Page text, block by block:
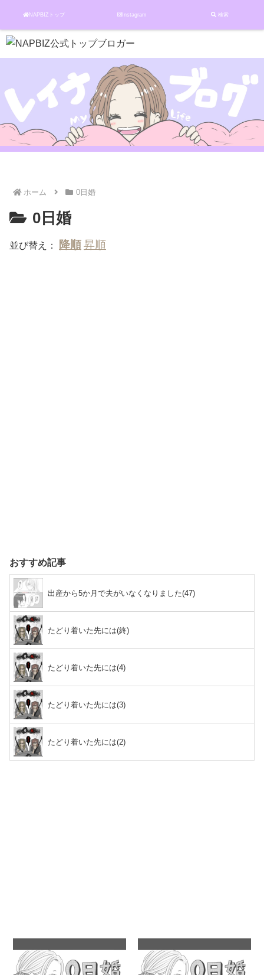
NAPBIZトップ Instagram 検索
ホーム 0日婚
0日婚
並び替え：
おすすめ記事
出産から5か月で夫がいなくなりました(47)
たどり着いた先には(終)
たどり着いた先には(4)
たどり着いた先には(3)
たどり着いた先には(2)